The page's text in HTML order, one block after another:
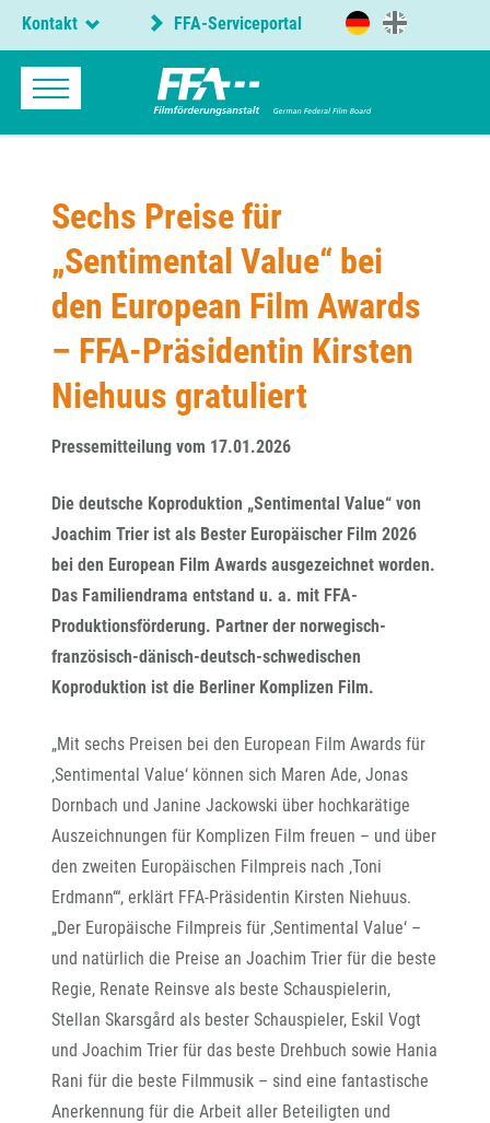
Kontakt FFA-Serviceportal
Sechs Preise für
„Sentimental Value“ bei
den European Film Awards
– FFA-Präsidentin Kirsten
Niehuus gratuliert
Pressemitteilung vom 17.01.2026
Die deutsche Koproduktion „Sentimental Value“ von
Joachim Trier ist als Bester Europäischer Film 2026
bei den European Film Awards ausgezeichnet worden.
Das Familiendrama entstand u. a. mit FFA-
Produktionsförderung. Partner der norwegisch-
französisch-dänisch-deutsch-schwedischen
Koproduktion ist die Berliner Komplizen Film.
„Mit sechs Preisen bei den European Film Awards für
‚Sentimental Value‘ können sich Maren Ade, Jonas
Dornbach und Janine Jackowski über hochkarätige
Auszeichnungen für Komplizen Film freuen – und über
den zweiten Europäischen Filmpreis nach ‚Toni
Erdmann‘“, erklärt FFA-Präsidentin Kirsten Niehuus.
„Der Europäische Filmpreis für ‚Sentimental Value‘ –
und natürlich die Preise an Joachim Trier für die beste
Regie, Renate Reinsve als beste Schauspielerin,
Stellan Skarsgård als bester Schauspieler, Eskil Vogt
und Joachim Trier für das beste Drehbuch sowie Hania
Rani für die beste Filmmusik – sind eine fantastische
Anerkennung für die Arbeit aller Beteiligten und